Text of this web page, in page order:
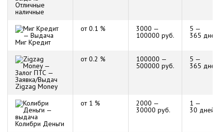
Отличные
наличные
Миг Кредит
от 0.1 % 3000 —
100000 руб.
5 —
365 дней
Zigzag Money
от 0.2 % 100000 —
500000 руб.
5 —
365 дней
Колибри Деньги
от 1 % 2000 —
30000 руб.
1 —
30 дней